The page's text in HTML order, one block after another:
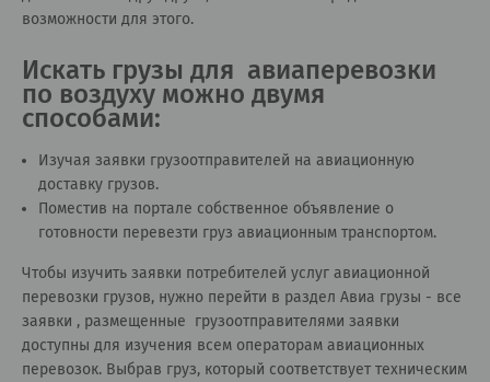
возможности для этого.
Искать грузы для авиаперевозки
по воздуху можно двумя
способами:
Изучая заявки грузоотправителей на авиационную
доставку грузов.
Поместив на портале собственное объявление о
готовности перевезти груз авиационным транспортом.
Чтобы изучить заявки потребителей услуг авиационной
перевозки грузов, нужно перейти в раздел Авиа грузы - все
заявки , размещенные грузоотправителями заявки
доступны для изучения всем операторам авиационных
перевозок. Выбрав груз, который соответствует техническим